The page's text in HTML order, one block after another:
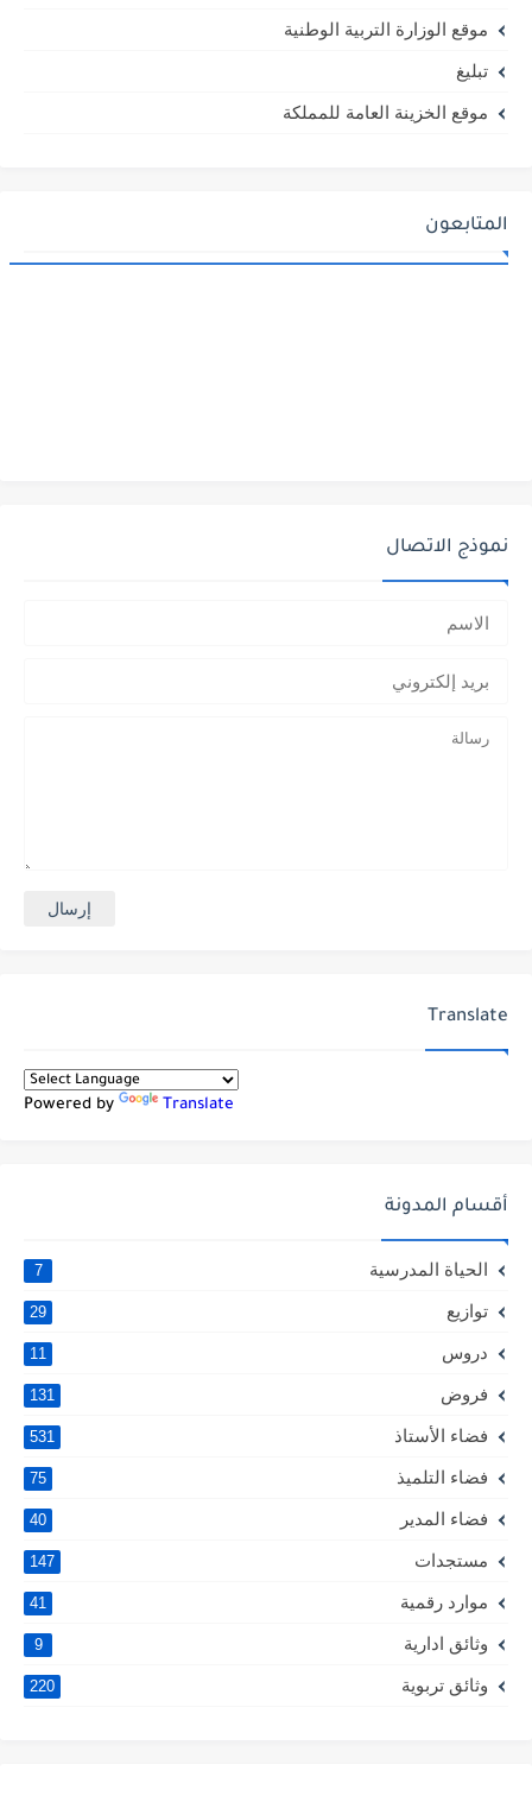
موقع الوزارة التربية الوطنية
تبليغ
موقع الخزينة العامة للمملكة
المتابعون
نموذج الاتصال
Translate
Powered by Translate
أقسام المدونة
الحياة المدرسية 7
توازيع 29
دروس 11
فروض 131
فضاء الأستاذ 531
فضاء التلميذ 75
فضاء المدير 40
مستجدات 147
موارد رقمية 41
وثائق ادارية 9
وثائق تربوية 220